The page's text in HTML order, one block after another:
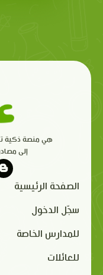
هي منصة ذكية
إلى
الصفحة الرئيسية
سجّل الدخول
للمدارس الخاصة
للعائلات